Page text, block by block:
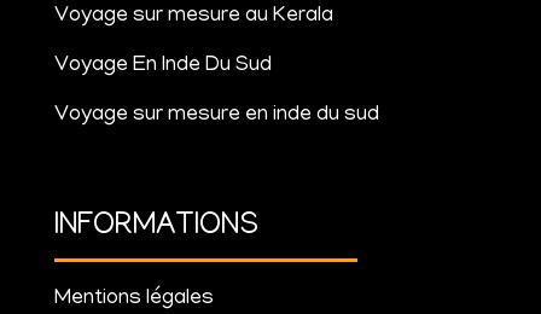
Voyage sur mesure au Kerala
Voyage En Inde Du Sud
Voyage sur mesure en inde du sud
INFORMATIONS
Mentions légales